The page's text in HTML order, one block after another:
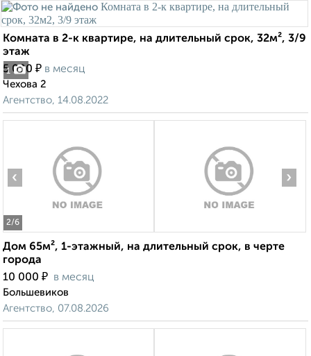
1
Комната в 2-к квартире, на длительный срок, 32м², 3/9
этаж
5 000 ₽ в месяц
Чехова 2
Агентство, 14.08.2022
2/6
‹ ›
Дом 65м², 1-этажный, на длительный срок, в черте
города
10 000 ₽ в месяц
Большевиков
Агентство, 07.08.2026